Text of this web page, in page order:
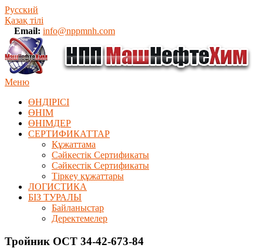
Русский
Қазақ тілі
Email: info@nppmnh.com
Меню
ӨНДІРІСІ
ӨНІМ
ӨHIМДЕР
СЕРТИФИКАТТАР
Құжаттама
Сәйкестік Сертификаты
Сәйкестік Сертификаты
Тіркеу құжаттары
ЛОГИСТИКА
БІЗ ТУРАЛЫ
Байланыстар
Деректемелер
Тройник ОСТ 34-42-673-84